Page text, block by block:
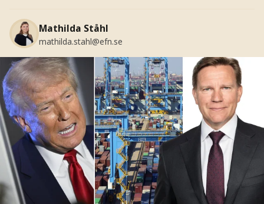
Mathilda Ståhl
mathilda.stahl@efn.se